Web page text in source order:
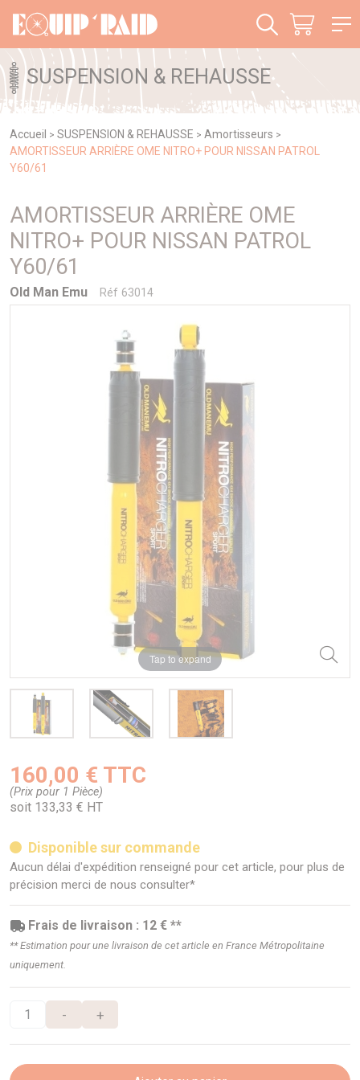
SUSPENSION & REHAUSSE
Accueil > SUSPENSION & REHAUSSE > Amortisseurs >
AMORTISSEUR ARRIÈRE OME NITRO+ POUR NISSAN PATROL
Y60/61
AMORTISSEUR ARRIÈRE OME
NITRO+ POUR NISSAN PATROL
Y60/61
Old Man Emu Réf 63014
Tap to expand
160,00 € TTC
(Prix pour 1 Pièce)
soit 133,33 € HT
Disponible sur commande
Aucun délai d'expédition renseigné pour cet article, pour plus de
précision merci de nous consulter*
Frais de livraison : 12 € **
** Estimation pour une livraison de cet article en France Métropolitaine
uniquement.
- +
Panneau de gestion des cookies